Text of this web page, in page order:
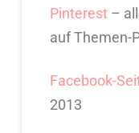
Pinterest–
auf Themen-
Facebook-
2013